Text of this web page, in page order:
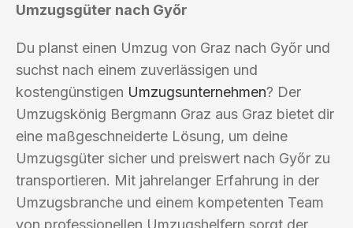
Umzugsgüter nach Győr
Du planst einen Umzug von Graz nach Győr und
suchst nach einem zuverlässigen und
kostengünstigen Umzugsunternehmen? Der
Umzugskönig Bergmann Graz aus Graz bietet dir
eine maßgeschneiderte Lösung, um deine
Umzugsgüter sicher und preiswert nach Győr zu
transportieren. Mit jahrelanger Erfahrung in der
Umzugsbranche und einem kompetenten Team
von professionellen Umzugshelfern sorgt der